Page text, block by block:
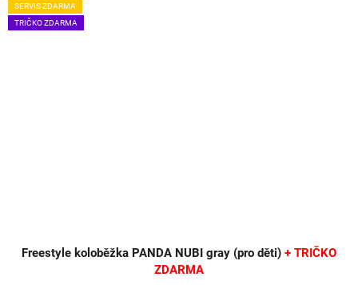
SERVIS ZDARMA
TRIČKO ZDARMA
Freestyle koloběžka PANDA NUBI gray (pro děti) + TRIČKO
ZDARMA